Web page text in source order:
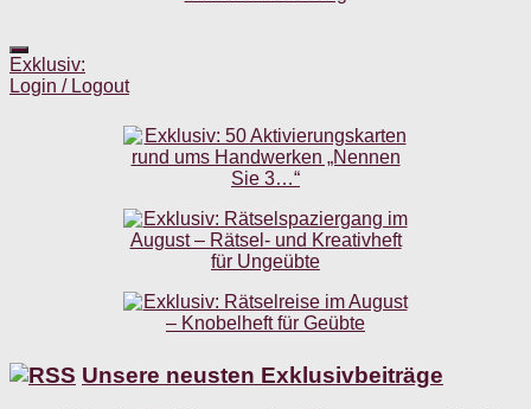
Exklusiv:
Login / Logout
Unsere neusten Exklusivbeiträge